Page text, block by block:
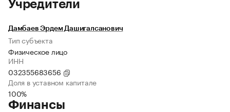
Учредители
Дамбаев Эрдем Дашигалсанович
Тип субъекта
Физическое лицо
ИНН
032355683656
Доля в уставном капитале
100%
Финансы